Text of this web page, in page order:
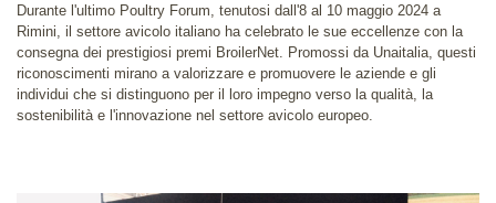
Durante l'ultimo Poultry Forum, tenutosi dall'8 al 10 maggio 2024 a
Rimini, il settore avicolo italiano ha celebrato le sue eccellenze con la
consegna dei prestigiosi premi BroilerNet. Promossi da Unaitalia, questi
riconoscimenti mirano a valorizzare e promuovere le aziende e gli
individui che si distinguono per il loro impegno verso la qualità, la
sostenibilità e l'innovazione nel settore avicolo europeo.